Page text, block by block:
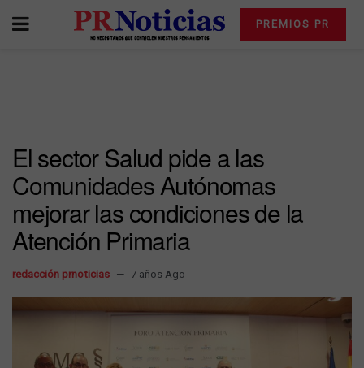
PREMIOS PR
El sector Salud pide a las
Comunidades Autónomas
mejorar las condiciones de la
Atención Primaria
redacción prnoticias 7 años Ago